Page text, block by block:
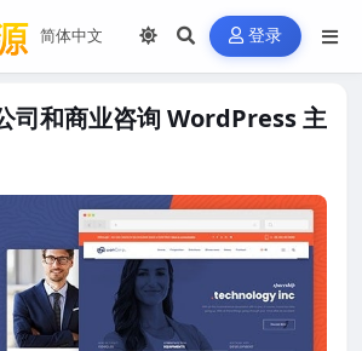
登录
司和商业咨询 WordPress 主